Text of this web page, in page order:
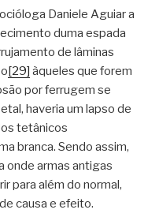
Daniele Aguiar a
duma espada
de lâminas
[29] àqueles que forem
por ferrugem se
haveria um lapso de
tetânicos
branca. Sendo assim,
onde armas antigas
para além do normal,
causa e efeito.